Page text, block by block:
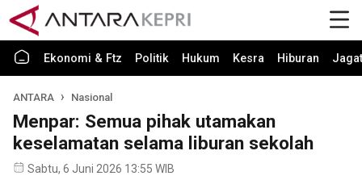
Ekonomi & Ftz Politik Hukum Kesra Hiburan Jagat
ANTARA Nasional
Menpar: Semua pihak utamakan
keselamatan selama liburan sekolah
Sabtu, 6 Juni 2026 13:55 WIB